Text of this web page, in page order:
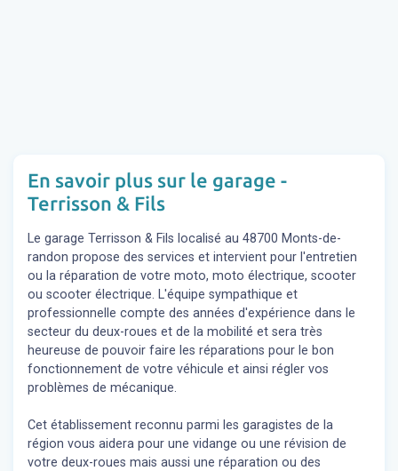
En savoir plus sur le garage -
Terrisson & Fils
Le garage Terrisson & Fils localisé au 48700 Monts-de-
randon propose des services et intervient pour l'entretien
ou la réparation de votre moto, moto électrique, scooter
ou scooter électrique. L'équipe sympathique et
professionnelle compte des années d'expérience dans le
secteur du deux-roues et de la mobilité et sera très
heureuse de pouvoir faire les réparations pour le bon
fonctionnement de votre véhicule et ainsi régler vos
problèmes de mécanique.
Cet établissement reconnu parmi les garagistes de la
région vous aidera pour une vidange ou une révision de
votre deux-roues mais aussi une réparation ou des